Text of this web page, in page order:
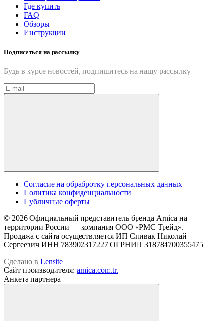
Где купить
FAQ
Обзоры
Инструкции
Подписаться на рассылку
Будь в курсе новостей, подпишитесь на нашу рассылку
Cогласие на обрабротку персональных данных
Политика конфиденциальности
Публичные оферты
© 2026 Официальный представитель бренда Arnica на
территории России — компания OOO «РМС Трейд».
Продажа с сайта осуществляется ИП Спивак Николай
Сергеевич ИНН 783902317227 ОГРНИП 318784700355475
Сделано в Lensite
Сайт производителя: arnica.com.tr.
Анкета партнера